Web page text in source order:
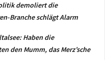
demoliert die
Branche schlägt Alarm
Haben die
den Mumm, das Merz’sche